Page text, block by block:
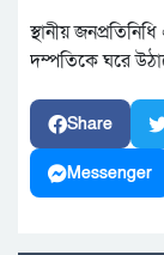
স্থানীয়
দম্পতিকে ঘরে
Share
Messenger